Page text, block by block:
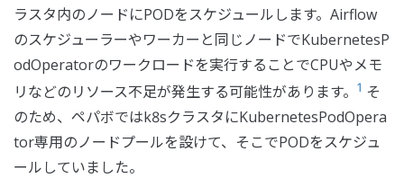
ラスタ内のノードにPODをスケジュールします。Airflow
のスケジューラーやワーカーと同じノードでKubernetesP
odOperatorのワークロードを実行することでCPUやメモ
リなどのリソース不足が発生する可能性があります。 1 そ
のため、ペパボではk8sクラスタにKubernetesPodOpera
tor専用のノードプールを設けて、そこでPODをスケジュ
ールしていました。